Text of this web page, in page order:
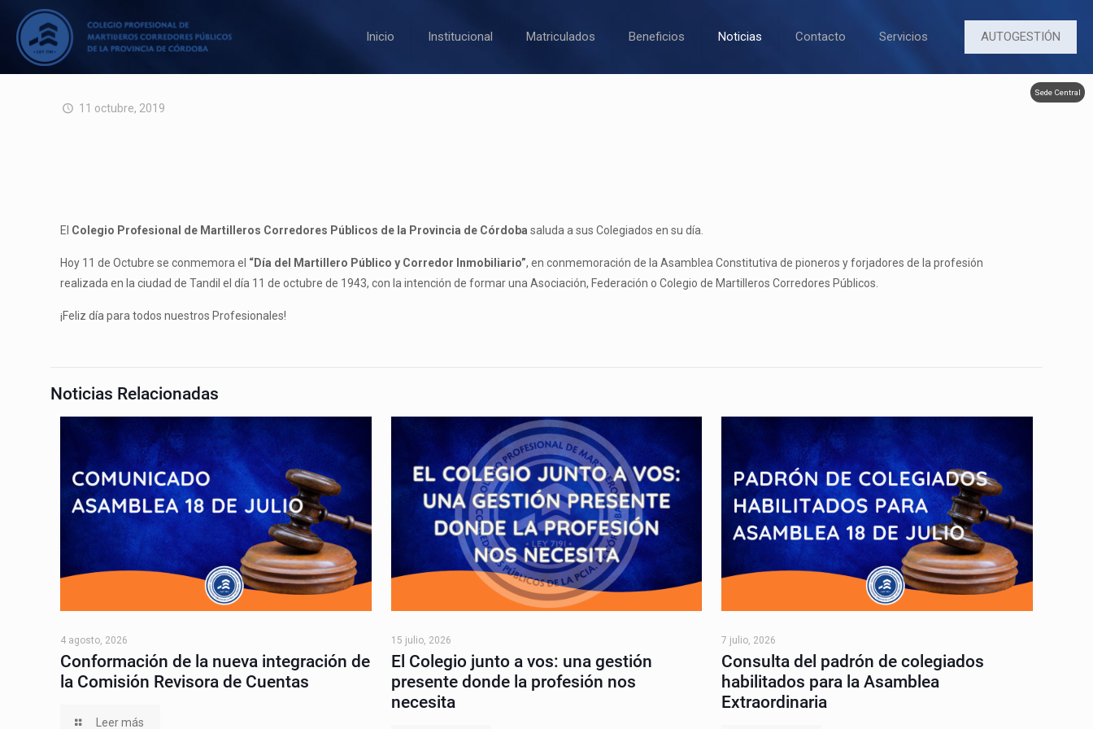
Inicio Institucional Matriculados Beneficios Noticias Contacto Servicios AUTOGESTIÓN
11 octubre, 2019
El Colegio Profesional de Martilleros Corredores Públicos de la Provincia de Córdoba saluda a sus Colegiados en su día.
Hoy 11 de Octubre se conmemora el “Día del Martillero Público y Corredor Inmobiliario”, en conmemoración de la Asamblea Constitutiva de pioneros y forjadores de la profesión
realizada en la ciudad de Tandil el día 11 de octubre de 1943, con la intención de formar una Asociación, Federación o Colegio de Martilleros Corredores Públicos.
¡Feliz día para todos nuestros Profesionales!
Noticias Relacionadas
4 agosto, 2026
Conformación de la nueva integración de
la Comisión Revisora de Cuentas
Leer más
15 julio, 2026
El Colegio junto a vos: una gestión
presente donde la profesión nos
necesita
7 julio, 2026
Consulta del padrón de colegiados
habilitados para la Asamblea
Extraordinaria
Sede Central